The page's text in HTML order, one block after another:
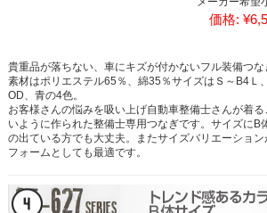
価格:
貴重品が落ちない、車にキズが付かないフル装備つな
素材はポリエステル65％、綿35％サイズはＳ～B4Ｌ
OD、青の4色。
お客様さんの悩みを吸い上げ自動車整備士さんが着
いように作られた整備士専用つなぎです。サイズにB
の出ている方でも大丈夫。またサイズバリエーショ
フォームとしても最適です。